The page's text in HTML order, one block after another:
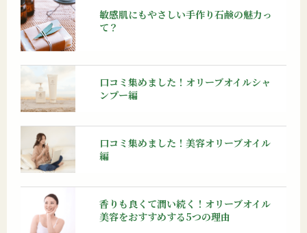
敏感肌にもやさしい手作り石鹸の魅力っ
て？
口コミ集めました！オリーブオイルシャ
ンプー編
口コミ集めました！美容オリーブオイル
編
香りも良くて潤い続く！オリーブオイル
美容をおすすめする5つの理由